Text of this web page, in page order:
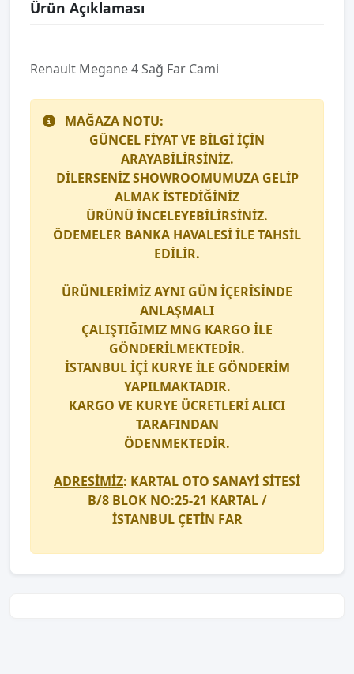
Ürün Açıklaması
Renault Megane 4 Sağ Far Cami
MAĞAZA NOTU:
GÜNCEL FİYAT VE BİLGİ İÇİN
ARAYABİLİRSİNİZ.
DİLERSENİZ SHOWROOMUMUZA GELİP
ALMAK İSTEDİĞİNİZ
ÜRÜNÜ İNCELEYEBİLİRSİNİZ.
ÖDEMELER BANKA HAVALESİ İLE TAHSİL
EDİLİR.
ÜRÜNLERİMİZ AYNI GÜN İÇERİSİNDE
ANLAŞMALI
ÇALIŞTIĞIMIZ MNG KARGO İLE
GÖNDERİLMEKTEDİR.
İSTANBUL İÇİ KURYE İLE GÖNDERİM
YAPILMAKTADIR.
KARGO VE KURYE ÜCRETLERİ ALICI
TARAFINDAN
ÖDENMEKTEDİR.
ADRESİMİZ: KARTAL OTO SANAYİ SİTESİ
B/8 BLOK NO:25-21 KARTAL /
İSTANBUL ÇETİN FAR